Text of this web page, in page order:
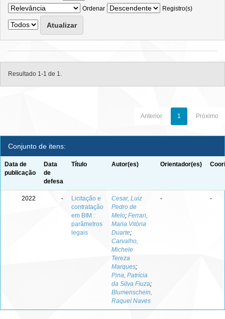
Ordenar
Registro(s)
Resultado 1-1 de 1.
Anterior 1 Próximo
Conjunto de itens:
Data de
publicação
Data
de
defesa
Título Autor(es) Orientador(es)
2022 -
Licitação e
contratação
em BIM :
parâmetros
legais
Cesar, Luiz
Pedro de
Melo; Ferrari,
Maria Vitória
Duarte;
Carvalho,
Michele
Tereza
Marques;
Pina, Patrícia
da Silva Fiuza;
Blumenschein,
Raquel Naves
- -